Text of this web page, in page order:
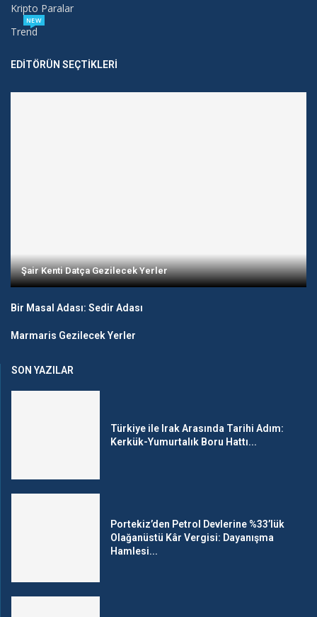
Kripto Paralar
Trend
NEW
EDITÖRÜN SEÇTIKLERI
Şair Kenti Datça Gezilecek Yerler
Bir Masal Adası: Sedir Adası
Marmaris Gezilecek Yerler
SON YAZILAR
Türkiye ile Irak Arasında Tarihi Adım:
Kerkük-Yumurtalık Boru Hattı...
Portekiz’den Petrol Devlerine %33’lük
Olağanüstü Kâr Vergisi: Dayanışma
Hamlesi...